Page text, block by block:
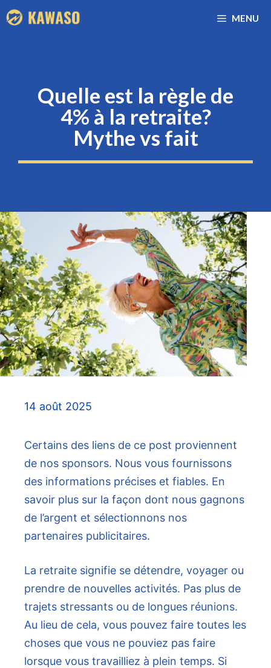
Aller
au
MENU
Quelle est la règle de
4% à la retraite?
Mythe vs fait
14 août 2025
Certains des liens de ce post proviennent
de nos sponsors. Nous vous fournissons
des informations précises et fiables. En
savoir plus sur la façon dont nous gagnons
de l’argent et sélectionnons nos
partenaires publicitaires.
La retraite signifie se détendre, voyager ou
prendre de nouvelles activités. Pas plus de
trajets stressants ou de longues réunions.
Au lieu de cela, vous pouvez faire toutes les
choses que vous ne pouviez pas faire
lorsque vous travailliez à plein temps. Si